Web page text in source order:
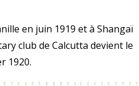
en juin 1919 et à Shangaï
club de Calcutta devient le
1920.